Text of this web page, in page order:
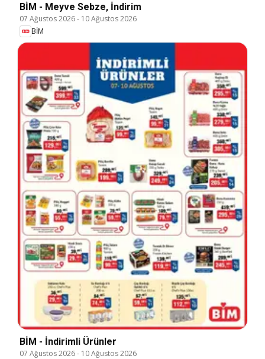
BİM - Meyve Sebze, İndirim
07 Ağustos 2026- 10 Ağustos 2026
BİM
BİM - İndirimli Ürünler
07 Ağustos 2026- 10 Ağustos 2026